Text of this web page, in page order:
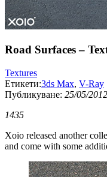
Road Surfaces –
Textures
Етикети:3ds Max, V-Ray
Публикуванe: 25/05/2012
1435
Xoio released another
and come with some